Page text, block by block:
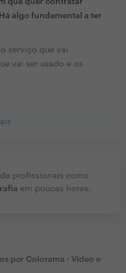
que quer contratar
algo fundamental a ter
serviço que vai
vai ser usado e os
profissionais como
em poucas horas.
por Colorama - Vídeo e